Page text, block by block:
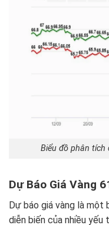
Biểu đồ phân tích
Dự Báo Giá Vàng
Dự báo giá vàng là một
diễn biến của nhiều